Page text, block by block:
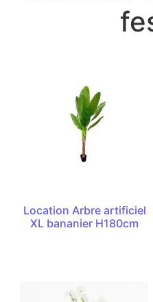
Location Arbre artificiel
XL bananier H180cm